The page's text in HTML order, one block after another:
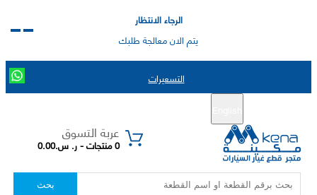
الرجاء الانتظار
يتم الان معالجة طلبك
التسعيرات
عربة التسوق
0 منتجات - ر. س.0.00
بحث